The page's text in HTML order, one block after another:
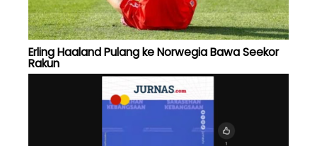
Erling Haaland Pulang ke Norwegia Bawa Seekor
Rakun